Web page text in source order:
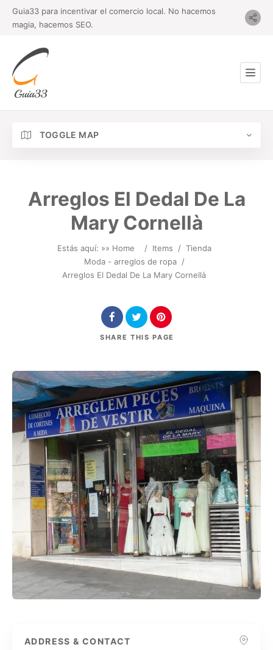
Guia33 para incentivar el comercio local. No hacemos
magia, hacemos SEO.
TOGGLE MAP
Arreglos El Dedal De La
Mary Cornellà
Estás aquí: »» Home / Items / Tienda
Moda - arreglos de ropa /
Arreglos El Dedal De La Mary Cornellà
SHARE THIS PAGE
ADDRESS & CONTACT